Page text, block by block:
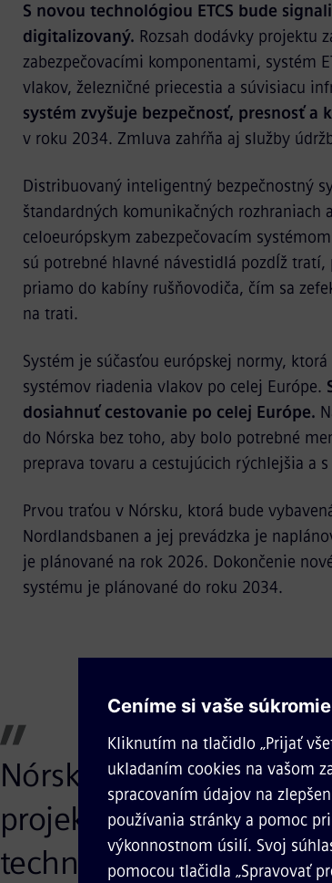
S novou technológiou ETCS bude
digitalizovaný. Rozsah dodávky projektu
zabezpečovacími komponentami, systém
vlakov, železničné priecestia a súvisiacu
systém zvyšuje bezpečnosť, presnosť a
v roku 2034. Zmluva zahŕňa aj služby
Distribuovaný inteligentný bezpečnostný
štandardných komunikačných rozhraniach
celoeurópskym zabezpečovacím
sú potrebné hlavné návestidlá pozdĺž
priamo do kabíny rušňovodiča, čím sa
na trati.
Systém je súčasťou európskej normy,
systémov riadenia vlakov po celej Európe.
dosiahnuť cestovanie po celej Európe.
do Nórska bez toho, aby bolo potrebné
preprava tovaru a cestujúcich rýchlejšia a
Prvou traťou v Nórsku, ktorá bude
Nordlandsbanen a jej prevádzka je
je plánované na rok 2026. Dokončenie
systému je plánované do roku 2034.
Nórsky program je
projektov. Doposiaľ sa
technologický kontrakt